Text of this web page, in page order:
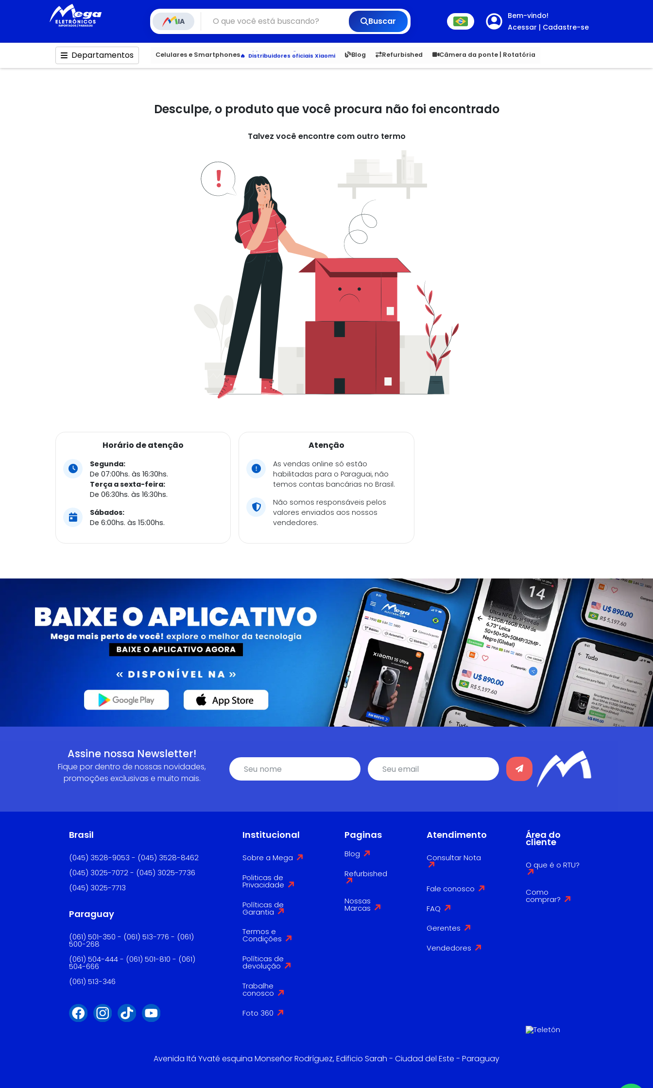
IA Buscar
Bem-vindo!
Acessar | Cadastre-se
Departamentos Celulares e Smartphones
Distribuidores oficiais Xiaomi
Blog Refurbished Câmera da ponte | Rotatória
6,050 5.20 1,900 1.00
Desculpe, o produto que você procura não foi encontrado
Talvez você encontre com outro termo
Horário de atenção
Segunda:
De 07:00hs. às 16:30hs.
Terça a sexta-feira:
De 06:30hs. às 16:30hs.
Sábados:
De 6:00hs. às 15:00hs.
Atenção
As vendas online só estão
habilitadas para o Paraguai, não
temos contas bancárias no Brasil.
Não somos responsáveis pelos
valores enviados aos nossos
vendedores.
Assine nossa Newsletter!
Fique por dentro de nossas novidades,
promoções exclusivas e muito mais.
Brasil
(045) 3528-9053 - (045) 3528-8462
(045) 3025-7072 - (045) 3025-7736
(045) 3025-7713
Paraguay
(061) 501-350 - (061) 513-776 - (061)
500-268
(061) 504-444 - (061) 501-810 - (061)
504-666
(061) 513-346
Institucional
Sobre a Mega
Politicas de
Privacidade
Políticas de
Garantia
Termos e
Condições
Políticas de
devolução
Trabalhe
conosco
Foto 360
Paginas
Blog
Refurbished
Nossas
Marcas
Atendimento
Consultar Nota
Fale conosco
FAQ
Gerentes
Vendedores
Área do
cliente
O que é o RTU?
Como
comprar?
Avenida Itá Yvaté esquina Monseñor Rodríguez, Edificio Sarah - Ciudad del Este - Paraguay